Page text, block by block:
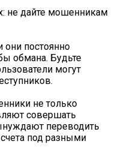
не дайте мошенникам
постоянно
обмана. Будьте
могут
не только
совершать
переводить
под разными